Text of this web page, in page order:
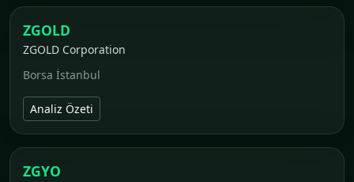
ZGOLD
ZGOLD Corporation
Borsa İstanbul
Analiz Özeti
ZGYO